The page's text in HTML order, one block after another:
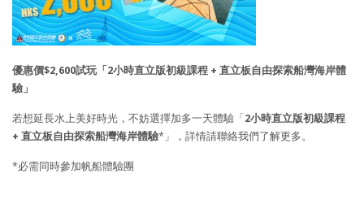
優惠價$2,600試玩「2小時直立版初級課程 + 直立板自由探索船灣海岸體
驗 」
若想延長水上美好時光，不妨選擇加多一天體驗「2小時直立版初級課程
+ 直立板自由探索船灣海岸體驗*」，詳情請聯絡我們了解更多。
*必需同時參加帆船體驗團